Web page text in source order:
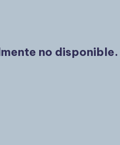
no disponible.